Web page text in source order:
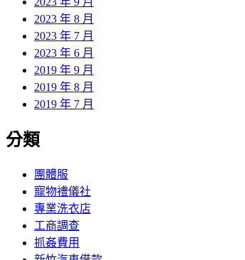
2023 年 8 月
2023 年 7 月
2023 年 6 月
2019 年 9 月
2019 年 8 月
2019 年 7 月
分類
團體服
寵物禮儀社
專業洗衣店
工商調查
抓姦費用